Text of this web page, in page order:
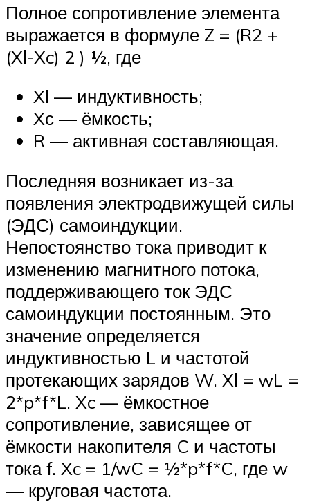
Полное сопротивление элемента
выражается в формуле Z = (R2 +
(Xl-Xc) 2 ) ½, где
Xl — индуктивность;
Xс — ёмкость;
R — активная составляющая.
Последняя возникает из-за
появления электродвижущей силы
(ЭДС) самоиндукции.
Непостоянство тока приводит к
изменению магнитного потока,
поддерживающего ток ЭДС
самоиндукции постоянным. Это
значение определяется
индуктивностью L и частотой
протекающих зарядов W. Xl = wL =
2*p*f*L. Xc — ёмкостное
сопротивление, зависящее от
ёмкости накопителя C и частоты
тока f. Xc = 1/wC = ½*p*f*C, где w
— круговая частота.